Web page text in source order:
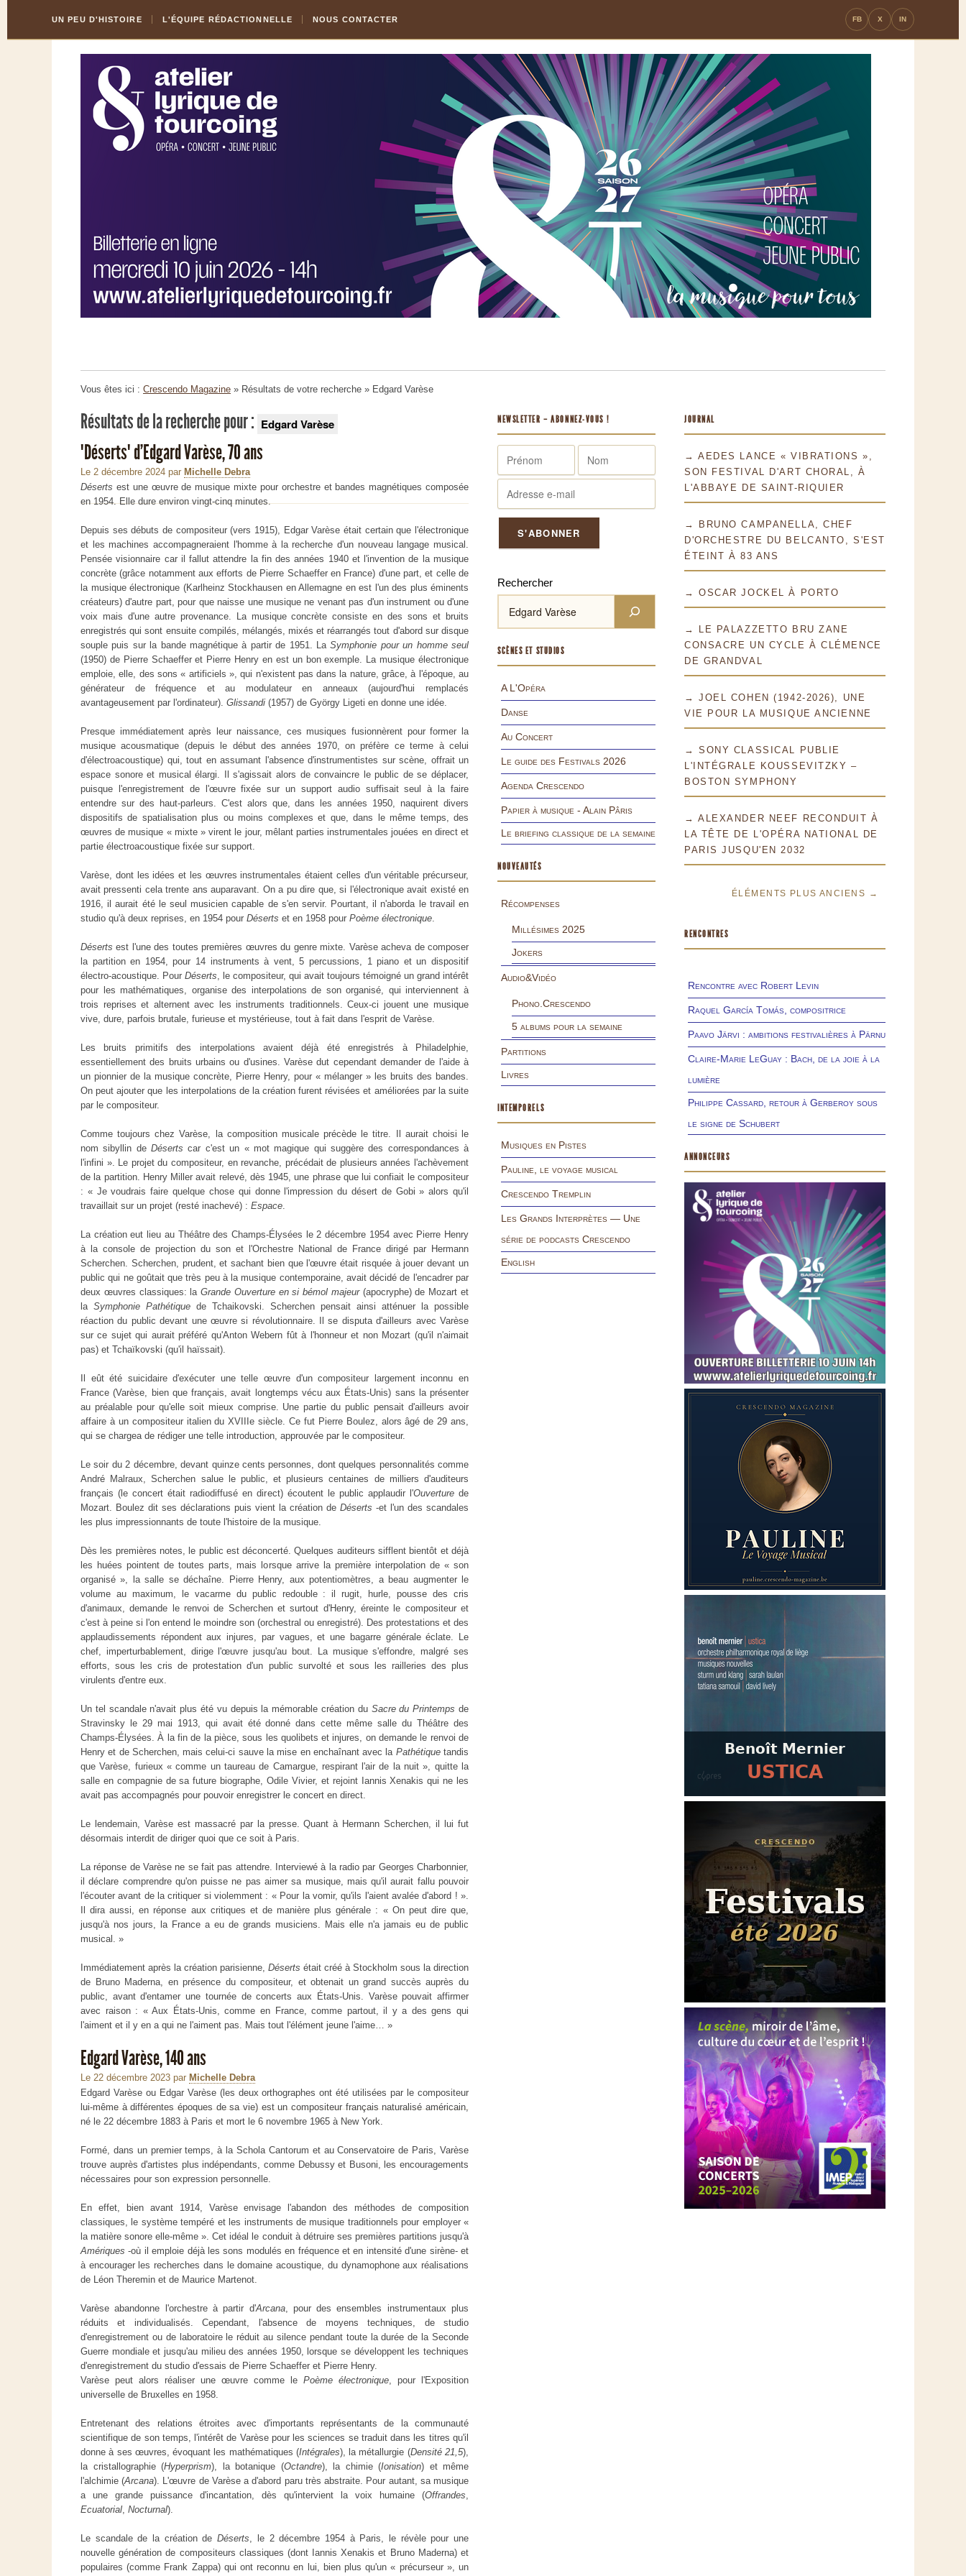
Content
la
UN PEU D'HISTOIRE L'ÉQUIPE RÉDACTIONNELLE NOUS CONTACTER FB X IN
Vous êtes ici : Crescendo Magazine » Résultats de votre recherche » Edgard Varèse
Résultats de la recherche pour : Edgard Varèse
"Déserts" d’Edgard Varèse, 70 ans
Le 2 décembre 2024 par Michelle Debra
Déserts est une œuvre de musique mixte pour orchestre et bandes magnétiques composée
en 1954. Elle dure environ vingt-cinq minutes.
Depuis ses débuts de compositeur (vers 1915), Edgar Varèse était certain que l'électronique
et les machines accompagneraient l'homme à la recherche d'un nouveau langage musical.
Pensée visionnaire car il fallut attendre la fin des années 1940 et l'invention de la musique
concrète (grâce notamment aux efforts de Pierre Schaeffer en France) d'une part, et celle de
la musique électronique (Karlheinz Stockhausen en Allemagne en est l'un des plus éminents
créateurs) d'autre part, pour que naisse une musique ne venant pas d'un instrument ou d'une
voix mais d'une autre provenance. La musique concrète consiste en des sons et bruits
enregistrés qui sont ensuite compilés, mélangés, mixés et réarrangés tout d'abord sur disque
souple puis sur la bande magnétique à partir de 1951. LaSymphonie pour un homme seul
(1950) de Pierre Schaeffer et Pierre Henry en est un bon exemple. La musique électronique
emploie, elle, des sons « artificiels », qui n'existent pas dans la nature, grâce, à l'époque, au
générateur de fréquence et au modulateur en anneaux (aujourd'hui remplacés
avantageusement par l'ordinateur). Glissandi (1957) de György Ligeti en donne une idée.
Presque immédiatement après leur naissance, ces musiques fusionnèrent pour former la
musique acousmatique (depuis le début des années 1970, on préfère ce terme à celui
d'électroacoustique) qui, tout en assumant l'absence d'instrumentistes sur scène, offrait un
espace sonore et musical élargi. Il s'agissait alors de convaincre le public de se déplacer,
puisque l'enregistrement de l'œuvre fixée sur un support audio suffisait seul à la faire
entendre sur des haut-parleurs. C'est alors que, dans les années 1950, naquirent divers
dispositifs de spatialisation plus ou moins complexes et que, dans le même temps, des
œuvres de musique « mixte » virent le jour, mêlant parties instrumentales jouées en direct et
partie électroacoustique fixée sur support.
Varèse, dont les idées et les œuvres instrumentales étaient celles d'un véritable précurseur,
avait pressenti cela trente ans auparavant. On a pu dire que, si l'électronique avait existé en
1916, il aurait été le seul musicien capable de s'en servir. Pourtant, il n'aborda le travail en
studio qu'à deux reprises, en 1954 pour Déserts et en 1958 pour Poème électronique.
Déserts est l'une des toutes premières œuvres du genre mixte. Varèse acheva de composer
la partition en 1954, pour 14 instruments à vent, 5 percussions, 1 piano et un dispositif
électro-acoustique. Pour Déserts, le compositeur, qui avait toujours témoigné un grand intérêt
pour les mathématiques, organise des interpolations de son organisé, qui interviennent à
trois reprises et alternent avec les instruments traditionnels. Ceux-ci jouent une musique
vive, dure, parfois brutale, furieuse et mystérieuse, tout à fait dans l'esprit de Varèse.
Les bruits primitifs des interpolations avaient déjà été enregistrés à Philadelphie,
essentiellement des bruits urbains ou d'usines. Varèse dut cependant demander de l'aide à
un pionnier de la musique concrète, Pierre Henry, pour « mélanger » les bruits des bandes.
On peut ajouter que les interpolations de la création furent révisées et améliorées par la suite
par le compositeur.
Comme toujours chez Varèse, la composition musicale précède le titre. Il aurait choisi le
nom sibyllin deDéserts car c'est un « mot magique qui suggère des correspondances à
l'infini ». Le projet du compositeur, en revanche, précédait de plusieurs années l'achèvement
de la partition. Henry Miller avait relevé, dès 1945, une phrase que lui confiait le compositeur
: « Je voudrais faire quelque chose qui donne l'impression du désert de Gobi » alors qu'il
travaillait sur un projet (resté inachevé) : Espace.
La création eut lieu au Théâtre des Champs-Élysées le 2 décembre 1954 avec Pierre Henry
à la console de projection du son et l'Orchestre National de France dirigé par Hermann
Scherchen. Scherchen, prudent, et sachant bien que l'œuvre était risquée à jouer devant un
public qui ne goûtait que très peu à la musique contemporaine, avait décidé de l'encadrer par
deux œuvres classiques: laGrande Ouverture en si bémol majeur(apocryphe) de Mozart et
la Symphonie Pathétique de Tchaikovski. Scherchen pensait ainsi atténuer la possible
réaction du public devant une œuvre si révolutionnaire. Il se disputa d'ailleurs avec Varèse
sur ce sujet qui aurait préféré qu'Anton Webern fût à l'honneur et non Mozart (qu'il n'aimait
pas) et Tchaïkovski (qu'il haïssait).
Il eût été suicidaire d'exécuter une telle œuvre d'un compositeur largement inconnu en
France (Varèse, bien que français, avait longtemps vécu aux États-Unis) sans la présenter
au préalable pour qu'elle soit mieux comprise. Une partie du public pensait d'ailleurs avoir
affaire à un compositeur italien du XVIIIe siècle. Ce fut Pierre Boulez, alors âgé de 29 ans,
qui se chargea de rédiger une telle introduction, approuvée par le compositeur.
Le soir du 2 décembre, devant quinze cents personnes, dont quelques personnalités comme
André Malraux, Scherchen salue le public, et plusieurs centaines de milliers d'auditeurs
français (le concert était radiodiffusé en direct) écoutent le public applaudir l'Ouverturede
Mozart. Boulez dit ses déclarations puis vient la création de Déserts -et l'un des scandales
les plus impressionnants de toute l'histoire de la musique.
Dès les premières notes, le public est déconcerté. Quelques auditeurs sifflent bientôt et déjà
les huées pointent de toutes parts, mais lorsque arrive la première interpolation de « son
organisé », la salle se déchaîne. Pierre Henry, aux potentiomètres, a beau augmenter le
volume au maximum, le vacarme du public redouble : il rugit, hurle, pousse des cris
d'animaux, demande le renvoi de Scherchen et surtout d'Henry, éreinte le compositeur et
c'est à peine si l'on entend le moindre son (orchestral ou enregistré). Des protestations et des
applaudissements répondent aux injures, par vagues, et une bagarre générale éclate. Le
chef, imperturbablement, dirige l'œuvre jusqu'au bout. La musique s'effondre, malgré ses
efforts, sous les cris de protestation d'un public survolté et sous les railleries des plus
virulents d'entre eux.
Un tel scandale n'avait plus été vu depuis la mémorable création du Sacre du Printemps de
Stravinsky le 29 mai 1913, qui avait été donné dans cette même salle du Théâtre des
Champs-Élysées. À la fin de la pièce, sous les quolibets et injures, on demande le renvoi de
Henry et de Scherchen, mais celui-ci sauve la mise en enchaînant avec la Pathétiquetandis
que Varèse, furieux « comme un taureau de Camargue, respirant l'air de la nuit », quitte la
salle en compagnie de sa future biographe, Odile Vivier, et rejoint Iannis Xenakis qui ne les
avait pas accompagnés pour pouvoir enregistrer le concert en direct.
Le lendemain, Varèse est massacré par la presse. Quant à Hermann Scherchen, il lui fut
désormais interdit de diriger quoi que ce soit à Paris.
La réponse de Varèse ne se fait pas attendre. Interviewé à la radio par Georges Charbonnier,
il déclare comprendre qu'on puisse ne pas aimer sa musique, mais qu'il aurait fallu pouvoir
l'écouter avant de la critiquer si violemment : « Pour la vomir, qu'ils l'aient avalée d'abord ! ».
Il dira aussi, en réponse aux critiques et de manière plus générale : « On peut dire que,
jusqu'à nos jours, la France a eu de grands musiciens. Mais elle n'a jamais eu de public
musical. »
Immédiatement après la création parisienne, Déserts était créé à Stockholm sous la direction
de Bruno Maderna, en présence du compositeur, et obtenait un grand succès auprès du
public, avant d'entamer une tournée de concerts aux États-Unis. Varèse pouvait affirmer
avec raison : « Aux États-Unis, comme en France, comme partout, il y a des gens qui
l'aiment et il y en a qui ne l'aiment pas. Mais tout l'élément jeune l'aime… »
Edgard Varèse, 140 ans
Le 22 décembre 2023 par Michelle Debra
Edgard Varèse ou Edgar Varèse (les deux orthographes ont été utilisées par le compositeur
lui-même à différentes époques de sa vie) est un compositeur français naturalisé américain,
né le 22 décembre 1883 à Paris et mort le 6 novembre 1965 à New York.
Formé, dans un premier temps, à la Schola Cantorum et au Conservatoire de Paris, Varèse
trouve auprès d'artistes plus indépendants, comme Debussy et Busoni, les encouragements
nécessaires pour son expression personnelle.
En effet, bien avant 1914, Varèse envisage l'abandon des méthodes de composition
classiques, le système tempéré et les instruments de musique traditionnels pour employer «
la matière sonore elle-même ». Cet idéal le conduit à détruire ses premières partitions jusqu'à
Amériques -où il emploie déjà les sons modulés en fréquence et en intensité d'une sirène- et
à encourager les recherches dans le domaine acoustique, du dynamophone aux réalisations
de Léon Theremin et de Maurice Martenot.
Varèse abandonne l'orchestre à partir d'Arcana, pour des ensembles instrumentaux plus
réduits et individualisés. Cependant, l'absence de moyens techniques, de studio
d'enregistrement ou de laboratoire le réduit au silence pendant toute la durée de la Seconde
Guerre mondiale et jusqu'au milieu des années 1950, lorsque se développent les techniques
d'enregistrement du studio d'essais de Pierre Schaeffer et Pierre Henry.
Varèse peut alors réaliser une œuvre comme le Poème électronique, pour l'Exposition
universelle de Bruxelles en 1958.
Entretenant des relations étroites avec d'importants représentants de la communauté
scientifique de son temps, l'intérêt de Varèse pour les sciences se traduit dans les titres qu'il
donne à ses œuvres, évoquant les mathématiques (Intégrales), la métallurgie (Densité 21,5),
la cristallographie (Hyperprism), la botanique (Octandre), la chimie (Ionisation) et même
l'alchimie (Arcana). L'œuvre de Varèse a d'abord paru très abstraite. Pour autant, sa musique
a une grande puissance d'incantation, dès qu'intervient la voix humaine (Offrandes,
Ecuatorial, Nocturnal).
Le scandale de la création deDéserts, le 2 décembre 1954 à Paris, le révèle pour une
nouvelle génération de compositeurs classiques (dont Iannis Xenakis et Bruno Maderna) et
populaires (comme Frank Zappa) qui ont reconnu en lui, bien plus qu'un « précurseur », un
NEWSLETTER – ABONNEZ-VOUS !
Rechercher
SCÈNES ET STUDIOS
A L'Opéra
Danse
Au Concert
Le guide des Festivals 2026
Agenda Crescendo
Papier à musique - Alain Pâris
Le briefing classique de la semaine
NOUVEAUTÉS
Récompenses
Millésimes 2025
Jokers
Audio&Vidéo
Phono.Crescendo
5 albums pour la semaine
Partitions
Livres
INTEMPORELS
Musiques en Pistes
Pauline, le voyage musical
Crescendo Tremplin
Les Grands Interprètes — Une
série de podcasts Crescendo
English
JOURNAL
→ AEDES LANCE « VIBRATIONS »,
SON FESTIVAL D'ART CHORAL, À
L'ABBAYE DE SAINT-RIQUIER
→ BRUNO CAMPANELLA, CHEF
D'ORCHESTRE DU BELCANTO, S'EST
ÉTEINT À 83 ANS
→ OSCAR JOCKEL À PORTO
→ LE PALAZZETTO BRU ZANE
CONSACRE UN CYCLE À CLÉMENCE
DE GRANDVAL
→ JOEL COHEN (1942-2026), UNE
VIE POUR LA MUSIQUE ANCIENNE
→ SONY CLASSICAL PUBLIE
L'INTÉGRALE KOUSSEVITZKY –
BOSTON SYMPHONY
→ ALEXANDER NEEF RECONDUIT À
LA TÊTE DE L'OPÉRA NATIONAL DE
PARIS JUSQU'EN 2032
ÉLÉMENTS PLUS ANCIENS →
RENCONTRES
Rencontre avec Robert Levin
Raquel García Tomás, compositrice
Paavo Järvi : ambitions festivalières à Pärnu
Claire-Marie LeGuay : Bach, de la joie à la
lumière
Philippe Cassard, retour à Gerberoy sous
le signe de Schubert
ANNONCEURS